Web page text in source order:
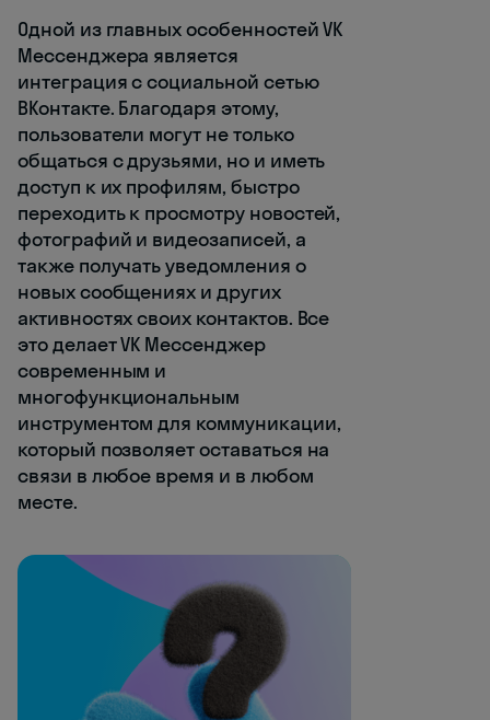
Одной из главных особенностей VK
Мессенджера является
интеграция с социальной сетью
ВКонтакте. Благодаря этому,
пользователи могут не только
общаться с друзьями, но и иметь
доступ к их профилям, быстро
переходить к просмотру новостей,
фотографий и видеозаписей, а
также получать уведомления о
новых сообщениях и других
активностях своих контактов. Все
это делает VK Мессенджер
современным и
многофункциональным
инструментом для коммуникации,
который позволяет оставаться на
связи в любое время и в любом
месте.